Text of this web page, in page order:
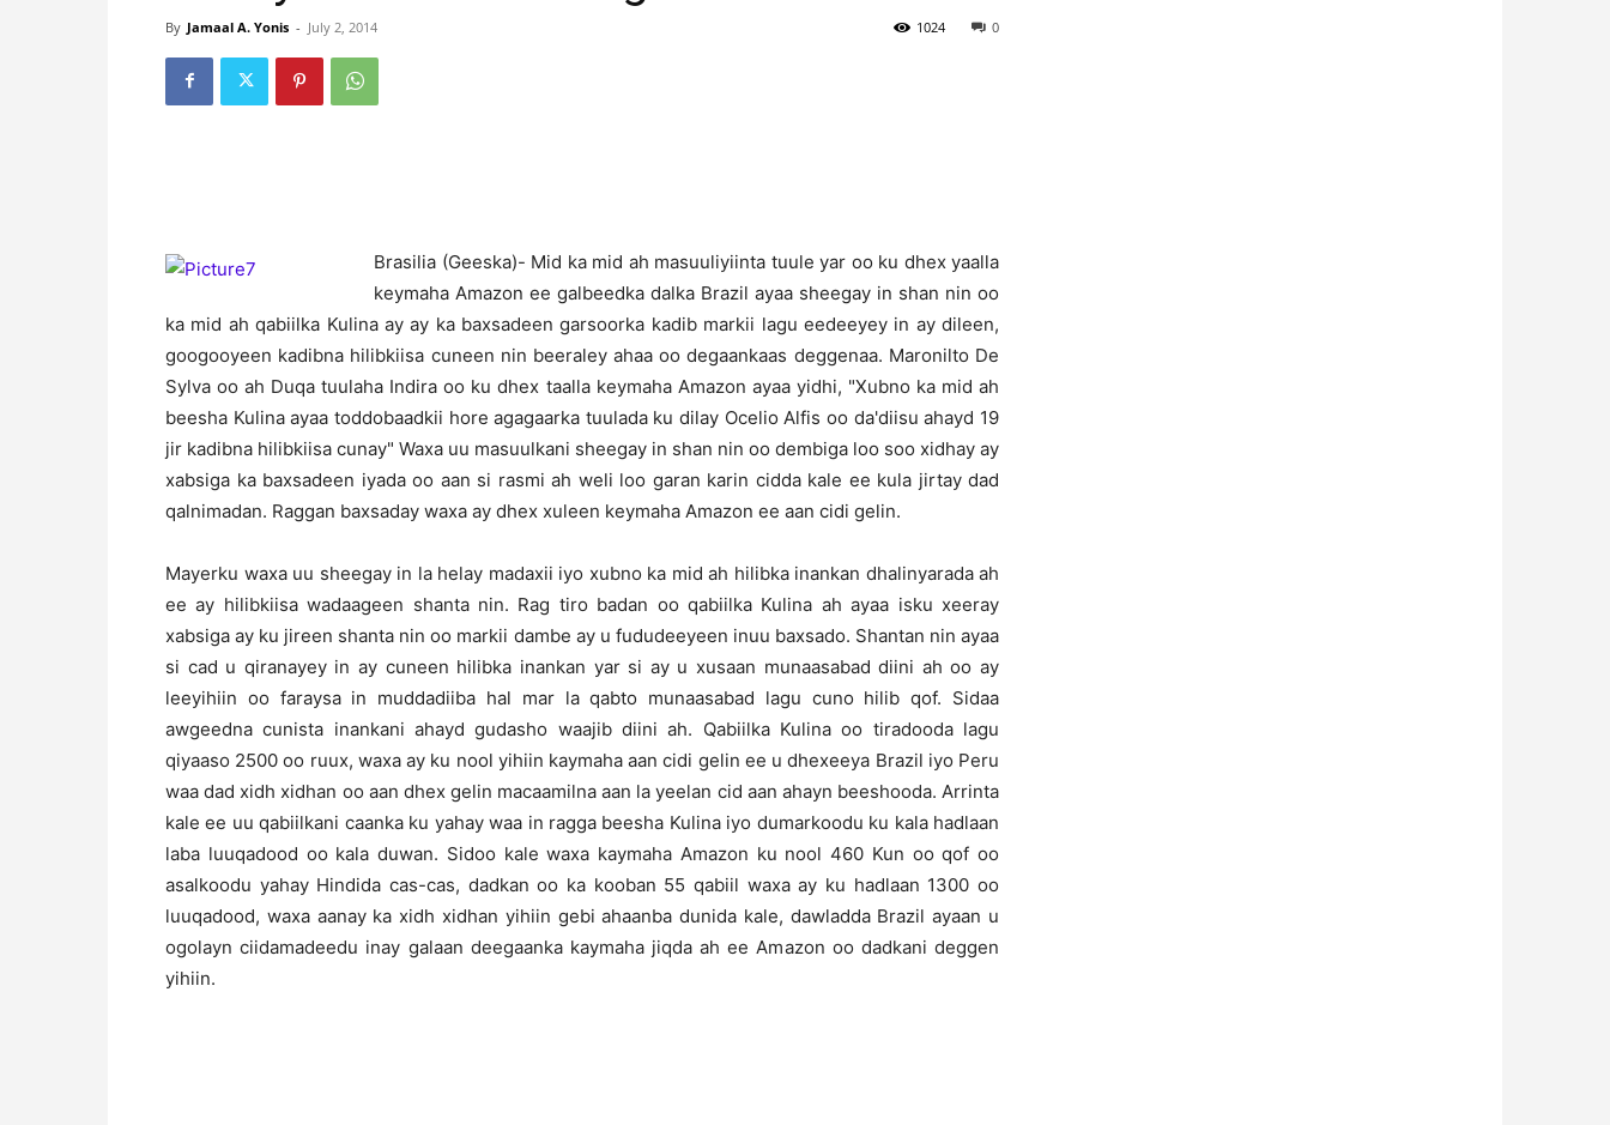
By Jamaal A. Yonis - July 2, 2014 0
1024
Brasilia (Geeska)- Mid ka mid ah masuuliyiinta tuule yar oo ku dhex yaalla
keymaha Amazon ee galbeedka dalka Brazil ayaa sheegay in shan nin oo
ka mid ah qabiilka Kulina ay ay ka baxsadeen garsoorka kadib markii lagu eedeeyey in ay dileen,
googooyeen kadibna hilibkiisa cuneen nin beeraley ahaa oo degaankaas deggenaa. Maronilto De
Sylva oo ah Duqa tuulaha Indira oo ku dhex taalla keymaha Amazon ayaa yidhi, "Xubno ka mid ah
beesha Kulina ayaa toddobaadkii hore agagaarka tuulada ku dilay Ocelio Alfis oo da'diisu ahayd 19
jir kadibna hilibkiisa cunay" Waxa uu masuulkani sheegay in shan nin oo dembiga loo soo xidhay ay
xabsiga ka baxsadeen iyada oo aan si rasmi ah weli loo garan karin cidda kale ee kula jirtay dad
qalnimadan. Raggan baxsaday waxa ay dhex xuleen keymaha Amazon ee aan cidi gelin.
Mayerku waxa uu sheegay in la helay madaxii iyo xubno ka mid ah hilibka inankan dhalinyarada ah
ee ay hilibkiisa wadaageen shanta nin. Rag tiro badan oo qabiilka Kulina ah ayaa isku xeeray
xabsiga ay ku jireen shanta nin oo markii dambe ay u fududeeyeen inuu baxsado. Shantan nin ayaa
si cad u qiranayey in ay cuneen hilibka inankan yar si ay u xusaan munaasabad diini ah oo ay
leeyihiin oo faraysa in muddadiiba hal mar la qabto munaasabad lagu cuno hilib qof. Sidaa
awgeedna cunista inankani ahayd gudasho waajib diini ah. Qabiilka Kulina oo tiradooda lagu
qiyaaso 2500 oo ruux, waxa ay ku nool yihiin kaymaha aan cidi gelin ee u dhexeeya Brazil iyo Peru
waa dad xidh xidhan oo aan dhex gelin macaamilna aan la yeelan cid aan ahayn beeshooda. Arrinta
kale ee uu qabiilkani caanka ku yahay waa in ragga beesha Kulina iyo dumarkoodu ku kala hadlaan
laba luuqadood oo kala duwan. Sidoo kale waxa kaymaha Amazon ku nool 460 Kun oo qof oo
asalkoodu yahay Hindida cas-cas, dadkan oo ka kooban 55 qabiil waxa ay ku hadlaan 1300 oo
luuqadood, waxa aanay ka xidh xidhan yihiin gebi ahaanba dunida kale, dawladda Brazil ayaan u
ogolayn ciidamadeedu inay galaan deegaanka kaymaha jiqda ah ee Amazon oo dadkani deggen
yihiin.